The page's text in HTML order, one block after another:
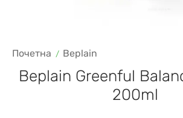
Почетна Beplain
Beplain Greenful
200ml